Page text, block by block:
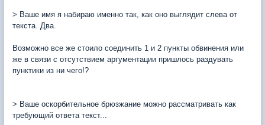
> Ваше имя я набираю именно так, как оно выглядит слева от
текста. Два.
Возможно все же стоило соединить 1 и 2 пункты обвинения или
же в связи с отсутствием аргументации пришлось раздувать
пунктики из ни чего!?
> Ваше оскорбительное брюзжание можно рассматривать как
требующий ответа текст...